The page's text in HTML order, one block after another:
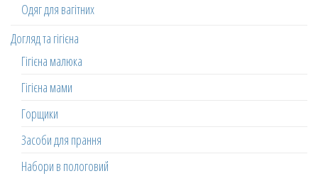
Одяг для вагітних
Догляд та гігієна
Гігієна малюка
Гігієна мами
Горщики
Засоби для прання
Набори в пологовий